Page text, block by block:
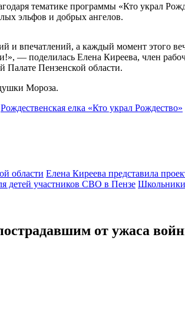
тематике программы «Кто украл
эльфов и добрых ангелов.
впечатлений, а каждый момент этого
— поделилась Елена Киреева, член
Палате Пензенской области.
Мороза.
Рождественская елка «Кто украл Рождество»
области Елена Киреева представила
детей участников СВО в Пензе Школьники
от ужаса